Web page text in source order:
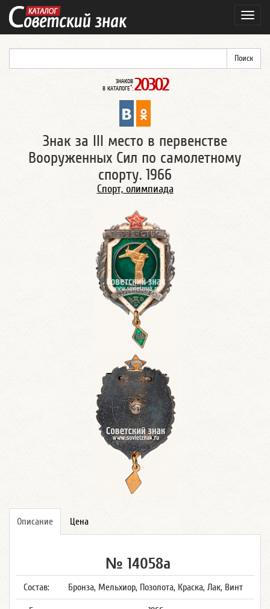
ЗНАКОВ
В КАТАЛОГЕ*: 20302
Знак за III место в первенстве
Вооруженных Сил по самолетному
спорту. 1966
Спорт, олимпиада
Описание Цена
№ 14058а
Состав: Бронза, Мельхиор, Позолота, Краска, Лак, Винт